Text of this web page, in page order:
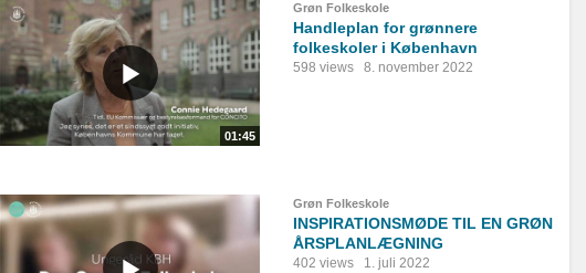
01:45
Grøn Folkeskole
Handleplan for grønnere
folkeskoler i København
598 views 8. november 2022
Grøn Folkeskole
INSPIRATIONSMØDE TIL EN GRØN
ÅRSPLANLÆGNING
402 views 1. juli 2022